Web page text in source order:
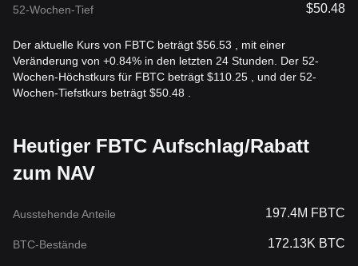
52-Wochen-Tief $50.48
Der aktuelle Kurs von FBTC beträgt $56.53 , mit einer
Veränderung von +0.84% in den letzten 24 Stunden. Der 52-
Wochen-Höchstkurs für FBTC beträgt $110.25 , und der 52-
Wochen-Tiefstkurs beträgt $50.48 .
Heutiger FBTC Aufschlag/Rabatt
zum NAV
Ausstehende Anteile 197.4M FBTC
BTC-Bestände 172.13K BTC